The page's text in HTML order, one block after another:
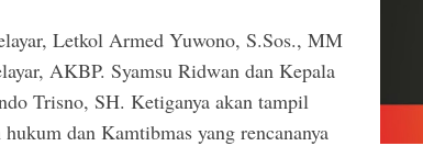
Letkol Armed Yuwono, S.Sos., MM
AKBP. Syamsu Ridwan dan Kepala
Trisno, SH. Ketiganya akan tampil
dan Kamtibmas yang rencananya